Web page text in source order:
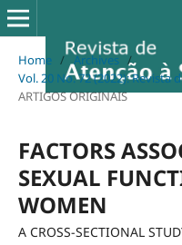
Home / Archives /
Vol. 20 No. 72 (2022): Revista
ARTIGOS ORIGINAIS
FACTORS
SEXUAL
WOMEN
A CROSS-SECTIONAL